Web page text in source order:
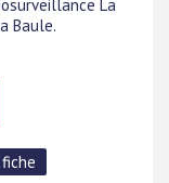
La
Baule.